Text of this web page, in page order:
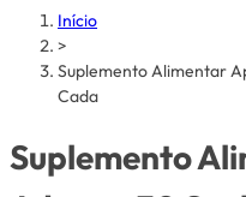
Início
>
Suplemento Alimentar
Cada
Suplemento